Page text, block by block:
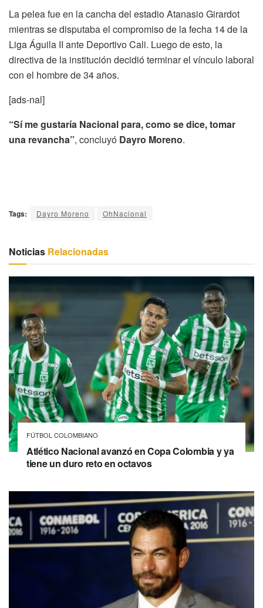
La pelea fue en la cancha del estadio Atanasio Girardot
mientras se disputaba el compromiso de la fecha 14 de la
Liga Águila II ante Deportivo Cali. Luego de esto, la
directiva de la institución decidió terminar el vínculo laboral
con el hombre de 34 años.
[ads-nal]
“Sí me gustaría Nacional para, como se dice, tomar
una revancha”, concluyó Dayro Moreno.
Tags: Dayro Moreno OhNacional
Noticias Relacionadas
FÚTBOL COLOMBIANO
Atlético Nacional avanzó en Copa Colombia y ya
tiene un duro reto en octavos